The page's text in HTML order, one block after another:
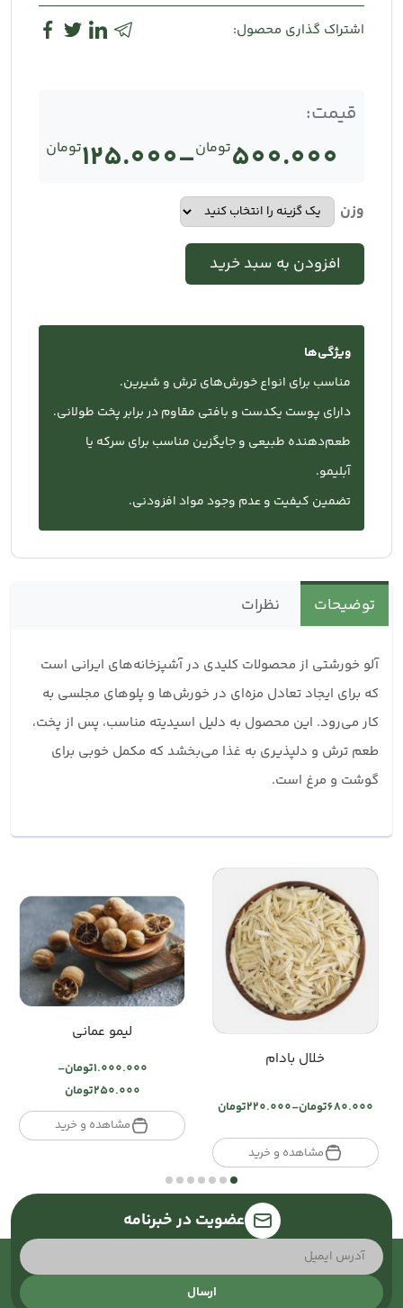
اشتراک گذاری محصول:
قیمت:
تومان500.000
– تومان125.000
وزن
افزودن به سبد خرید
ویژگی‌ها
مناسب برای انواع خورش‌های ترش و شیرین.
دارای پوست یکدست و بافتی مقاوم در برابر پخت طولانی.
طعم‌دهنده طبیعی و جایگزین مناسب برای سرکه یا
آبلیمو.
تضمین کیفیت و عدم وجود مواد افزودنی.
توضیحات نظرات
آلو خورشتی از محصولات کلیدی در آشپزخانه‌های ایرانی است
که برای ایجاد تعادل مزه‌ای در خورش‌ها و پلوهای مجلسی به
کار می‌رود. این محصول به دلیل اسیدیته مناسب، پس از پخت،
طعم ترش و دلپذیری به غذا می‌بخشد که مکمل خوبی برای
گوشت و مرغ است.
خلال بادام
تومان680.000
– تومان220.000
Price
تومان220.000
through
مشاهده و خرید
لیمو عمانی
تومان1.000.000
–
تومان250.000
Price
تومان250.000
through
مشاهده و خرید
عضویت در خبرنامه
ارسال